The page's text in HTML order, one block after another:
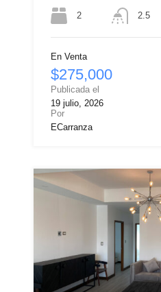
2 2.5
En Venta
$275,000
Publicada el
19 julio, 2026
Por
ECarranza